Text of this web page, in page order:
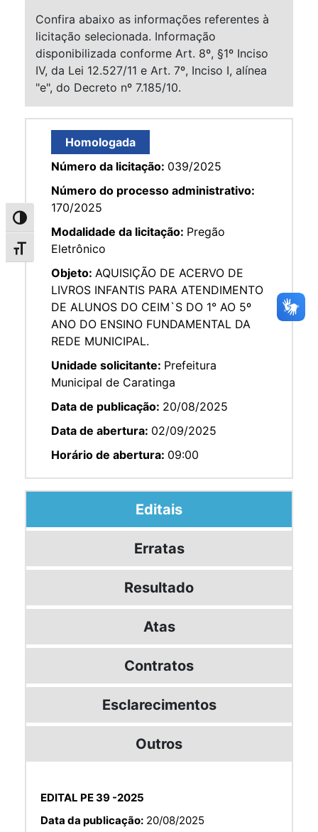
Alternar alto contraste
Alternar tamanho da fonte
Confira abaixo as informações referentes à
licitação selecionada. Informação
disponibilizada conforme Art. 8º, §1º Inciso
IV, da Lei 12.527/11 e Art. 7º, Inciso I, alínea
"e", do Decreto nº 7.185/10.
Homologada
Número da licitação: 039/2025
Número do processo administrativo:
170/2025
Modalidade da licitação: Pregão
Eletrônico
Objeto: AQUISIÇÃO DE ACERVO DE
LIVROS INFANTIS PARA ATENDIMENTO
DE ALUNOS DO CEIM`S DO 1° AO 5º
ANO DO ENSINO FUNDAMENTAL DA
REDE MUNICIPAL.
Unidade solicitante: Prefeitura
Municipal de Caratinga
Data de publicação: 20/08/2025
Data de abertura: 02/09/2025
Horário de abertura: 09:00
Editais
Erratas
Resultado
Atas
Contratos
Esclarecimentos
Outros
EDITAL PE 39 -2025
Data da publicação: 20/08/2025